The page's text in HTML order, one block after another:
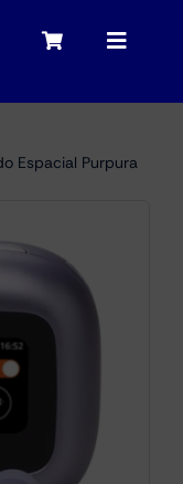
Toggle
Toggle
Espacial Purpura